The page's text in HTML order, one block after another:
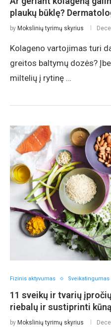
plaukų būklę?
by Mokslinių tyrimų skyrius
Kolageno vartojimas turi
greitos baltymų dozės?
miltelių į rytinę …
Fizinis aktyvumas Sveikatingumas
11 sveikų ir tvarių
riebalų ir sustiprinti kūną
by Mokslinių tyrimų skyrius